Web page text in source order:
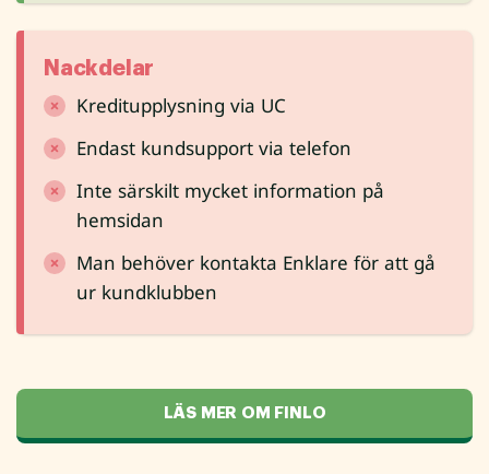
Nackdelar
Kreditupplysning via UC
Endast kundsupport via telefon
Inte särskilt mycket information på
hemsidan
Man behöver kontakta Enklare för att gå
ur kundklubben
LÄS MER OM FINLO